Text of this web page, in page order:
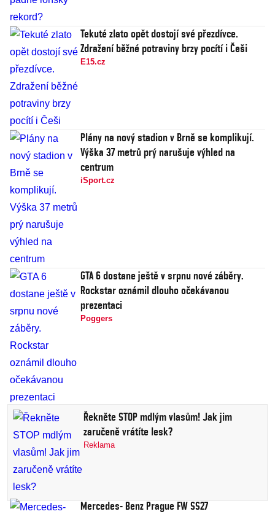
Tekuté zlato opět dostojí své přezdívce.
Zdražení běžné potraviny brzy pocítí i Češi
E15.cz
Plány na nový stadion v Brně se komplikují.
Výška 37 metrů prý narušuje výhled na
centrum
iSport.cz
GTA 6 dostane ještě v srpnu nové záběry.
Rockstar oznámil dlouho očekávanou
prezentaci
Poggers
Řekněte STOP mdlým vlasům! Jak jim
zaručeně vrátíte lesk?
Reklama
Mercedes- Benz Prague FW SS27